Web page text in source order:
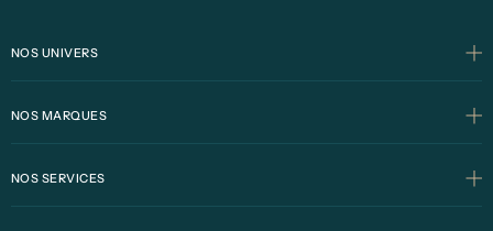
NOS UNIVERS
NOS MARQUES
NOS SERVICES